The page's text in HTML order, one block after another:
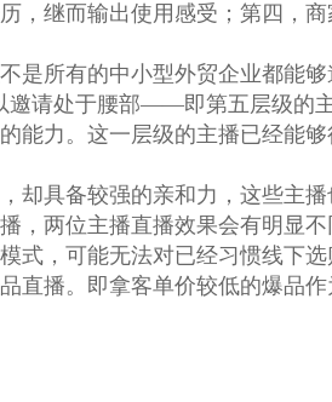
，继而输出使用感受；第四，
是所有的中小型外贸企业都能够
邀请处于腰部——即第五层级的
能力。这一层级的主播已经能
具备较强的亲和力，这些主播
，两位主播直播效果会有明显不
式，可能无法对已经习惯线下
直播。即拿客单价较低的爆品